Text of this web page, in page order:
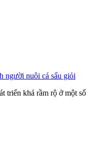
người nuôi cá sấu giỏi
triển khá rầm rộ ở một số